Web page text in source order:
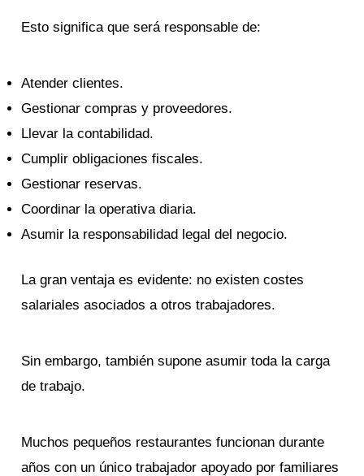
Esto significa que será responsable de:
Atender clientes.
Gestionar compras y proveedores.
Llevar la contabilidad.
Cumplir obligaciones fiscales.
Gestionar reservas.
Coordinar la operativa diaria.
Asumir la responsabilidad legal del negocio.
La gran ventaja es evidente: no existen costes
salariales asociados a otros trabajadores.
Sin embargo, también supone asumir toda la carga
de trabajo.
Muchos pequeños restaurantes funcionan durante
años con un único trabajador apoyado por familiares